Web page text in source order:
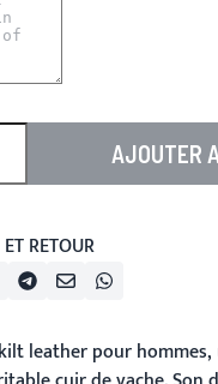
AJOUTER
RETOUR
leatherpour